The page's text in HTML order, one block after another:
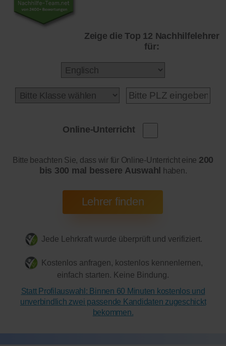
Zeige die Top 12 Nachhilfelehrer
für:
Online-Unterricht
Bitte beachten Sie, dass wir für Online-Unterricht eine 200
bis 300 mal bessere Auswahl haben.
Jede Lehrkraft wurde überprüft und verifiziert.
Kostenlos anfragen, kostenlos kennenlernen,
einfach starten. Keine Bindung.
Statt Profilauswahl: Binnen 60 Minuten kostenlos und
unverbindlich zwei passende Kandidaten zugeschickt
bekommen.